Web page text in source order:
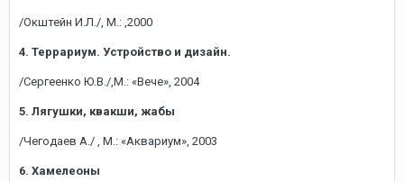
/Окштейн И.Л./, М.: ,2000
4. Террариум. Устройство и дизайн.
/Сергеенко Ю.В./,М.: «Вече», 2004
5. Лягушки, квакши, жабы
/Чегодаев А./ , М.: «Аквариум», 2003
6. Хамелеоны